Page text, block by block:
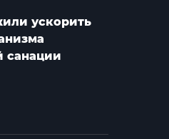
ускорить
санации